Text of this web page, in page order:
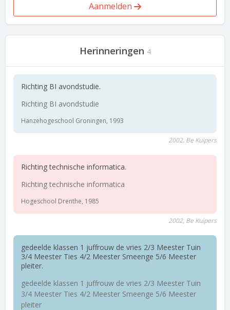
Aanmelden
Herinneringen 4
Richting BI avondstudie.
Richting BI avondstudie
Hanzehogeschool Groningen, 1993
2002, Be Kuipers
Richting technische informatica.
Richting technische informatica
Hogeschool Drenthe, 1985
2002, Be Kuipers
gedeelde klassen 1 juffrouw de vries 2/3 Meester Tuin
3/4 Meester Ties 4/2 Meester Smeenge 5/6 Meester
pleiter.
gedeelde klassen 1 juffrouw de vries 2/3 Meester Tuin
3/4 Meester Ties 4/2 Meester Smeenge 5/6 Meester
pleiter